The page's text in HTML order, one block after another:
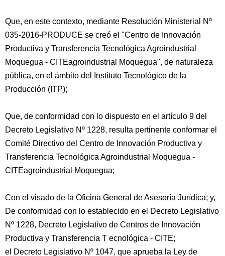
Que, en este contexto, mediante Resolución Ministerial Nº
035-2016-PRODUCE se creó el "Centro de Innovación
Productiva y Transferencia Tecnológica Agroindustrial
Moquegua - CITEagroindustrial Moquegua", de naturaleza
pública, en el ámbito del Instituto Tecnológico de la
Producción (ITP);
Que, de conformidad con lo dispuesto en el artículo 9 del
Decreto Legislativo Nº 1228, resulta pertinente conformar el
Comité Directivo del Centro de Innovación Productiva y
Transferencia Tecnológica Agroindustrial Moquegua -
CITEagroindustrial Moquegua;
Con el visado de la Oficina General de Asesoría Jurídica; y,
De conformidad con lo establecido en el Decreto Legislativo
Nº 1228, Decreto Legislativo de Centros de Innovación
Productiva y Transferencia T ecnológica - CITE;
el Decreto Legislativo Nº 1047, que aprueba la Ley de